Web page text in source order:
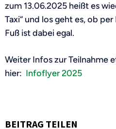
zum 13.06.2025 heißt es
Taxi“ und los geht es, ob
Fuß ist dabei egal.
Weiter Infos zur Teilnahme
hier: Infoflyer 2025
BEITRAG TEILEN